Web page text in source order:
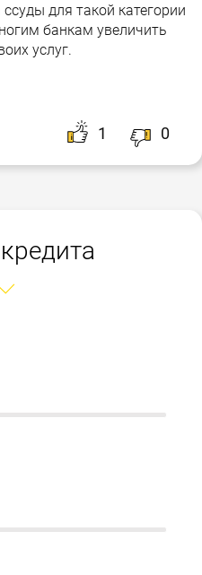
для такой категории
банкам увеличить
услуг.
1 0